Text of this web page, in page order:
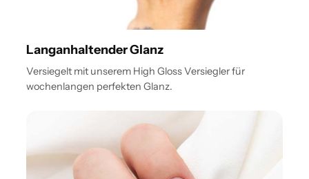
Langanhaltender Glanz
Versiegelt mit unserem High Gloss Versiegler für
wochenlangen perfekten Glanz.